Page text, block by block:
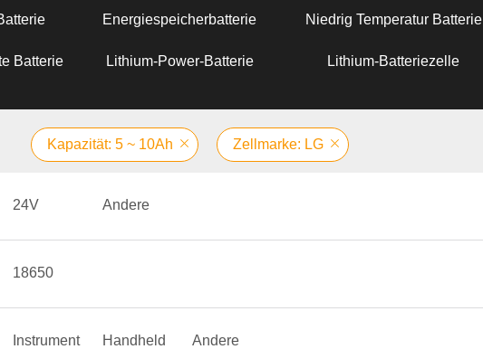
Energiespeicherbatterie Niedrig Temperatur Batterie
Batterie Lithium-Power-Batterie Lithium-Batteriezelle
Kapazität: 5 ~ 10Ah Zellmarke: LG
24V Andere
18650
Instrument Handheld Andere